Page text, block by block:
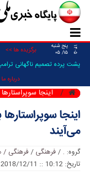
۱۴۰۵
پنج شنبه
۱۵/ ۰۵
برگزیده ها >>
پشت پرده تصمیم ناگهانی
درباره ما
اینجا
اینجا
می‌آیند
گروه: .
/ فرهنگی / فرهنگی
تاریخ: 10:12 :: 2018/12/11